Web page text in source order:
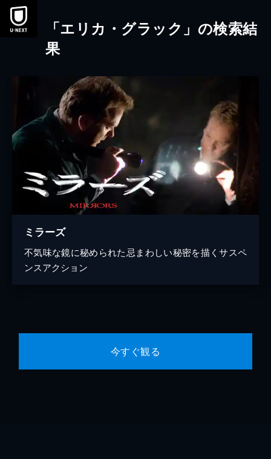
本文へスキップ
「エリカ・グラック」の検索結
果
ミラーズ
不気味な鏡に秘められた忌まわしい秘密を描くサスペ
ンスアクション
今すぐ観る